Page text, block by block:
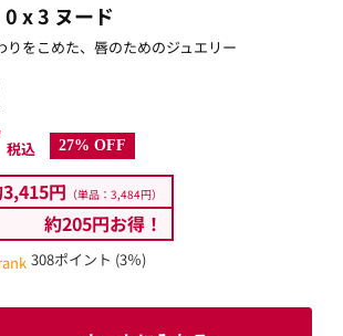
x 3 ヌード
りをこめた、唇のためのジュエリー
税込 27% OFF
円 （単品：3,484円）
約205円お得！
308ポイント (3％)